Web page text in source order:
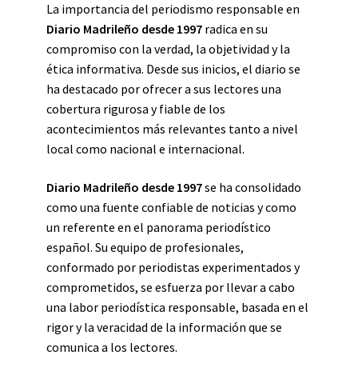
La importancia del periodismo responsable en
Diario Madrileño desde 1997 radica en su
compromiso con la verdad, la objetividad y la
ética informativa. Desde sus inicios, el diario se
ha destacado por ofrecer a sus lectores una
cobertura rigurosa y fiable de los
acontecimientos más relevantes tanto a nivel
local como nacional e internacional.
Diario Madrileño desde 1997se ha consolidado
como una fuente confiable de noticias y como
un referente en el panorama periodístico
español. Su equipo de profesionales,
conformado por periodistas experimentados y
comprometidos, se esfuerza por llevar a cabo
una labor periodística responsable, basada en el
rigor y la veracidad de la información que se
comunica a los lectores.